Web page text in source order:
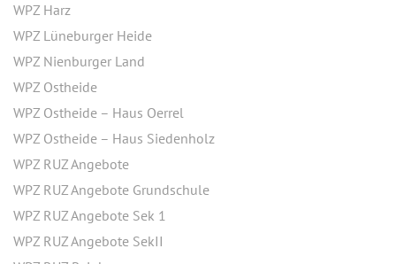
WPZ Harz
WPZ Lüneburger Heide
WPZ Nienburger Land
WPZ Ostheide
WPZ Ostheide – Haus Oerrel
WPZ Ostheide – Haus Siedenholz
WPZ RUZ Angebote
WPZ RUZ Angebote Grundschule
WPZ RUZ Angebote Sek 1
WPZ RUZ Angebote SekII